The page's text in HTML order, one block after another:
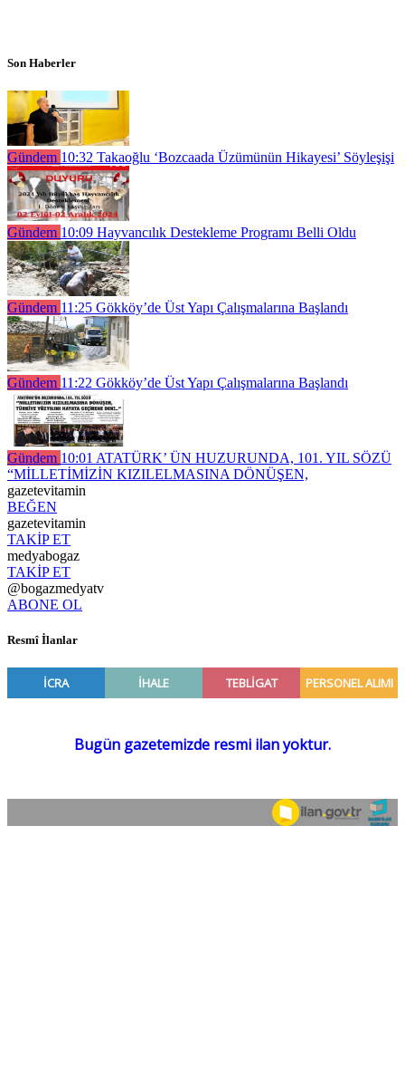
Son Haberler
Gündem 10:32 Takaoğlu ‘Bozcaada Üzümünün Hikayesi’ Söyleşişi
Gündem 10:09 Hayvancılık Destekleme Programı Belli Oldu
Gündem 11:25 Gökköy’de Üst Yapı Çalışmalarına Başlandı
Gündem 11:22 Gökköy’de Üst Yapı Çalışmalarına Başlandı
Gündem 10:01 ATATÜRK’ ÜN HUZURUNDA, 101. YIL SÖZÜ
“MİLLETİMİZİN KIZILELMASINA DÖNÜŞEN,
gazetevitamin
BEĞEN
gazetevitamin
TAKİP ET
medyabogaz
TAKİP ET
@bogazmedyatv
ABONE OL
Resmî İlanlar